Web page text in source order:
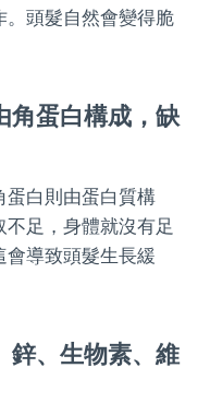
。頭髮自然會變得脆
角蛋白構成，缺
蛋白則由蛋白質構
足，身體就沒有足
導致頭髮生長緩
鋅、生物素、維